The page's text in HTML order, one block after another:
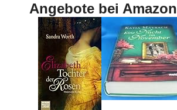
Angebote bei Amazon